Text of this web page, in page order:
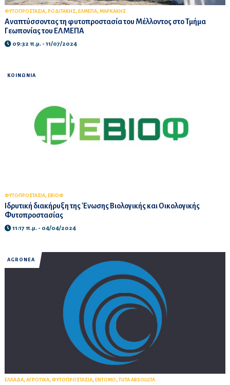
ΦΥΤΟΠΡΟΣΤΑΣΙΑ, ΡΟΔΙΤΑΚΗΣ, ΕΛΜΕΠΑ, ΜΑΡΚΑΚΗΣ
Αναπτύσσοντας τη φυτοπροστασία του Μέλλοντος στο Τμήμα
Γεωπονίας του ΕΛΜΕΠΑ
09:32 π.μ. - 11/07/2024
ΚΟΙΝΩΝΙΑ
ΦΥΤΟΠΡΟΣΤΑΣΙΑ, ΕΒΙΟΦ
Ιδρυτική διακήρυξη της Ένωσης Βιολογικής και Οικολογικής
Φυτοπροστασίας
11:17 π.μ. - 04/04/2024
AGROΝΕΑ
ΕΛΛΑΔΑ, ΑΓΡΟΤΙΚΑ, ΦΥΤΟΠΡΟΣΤΑΣΙΑ, ΕΝΤΟΜΟ, TUTA ABSOLUTA